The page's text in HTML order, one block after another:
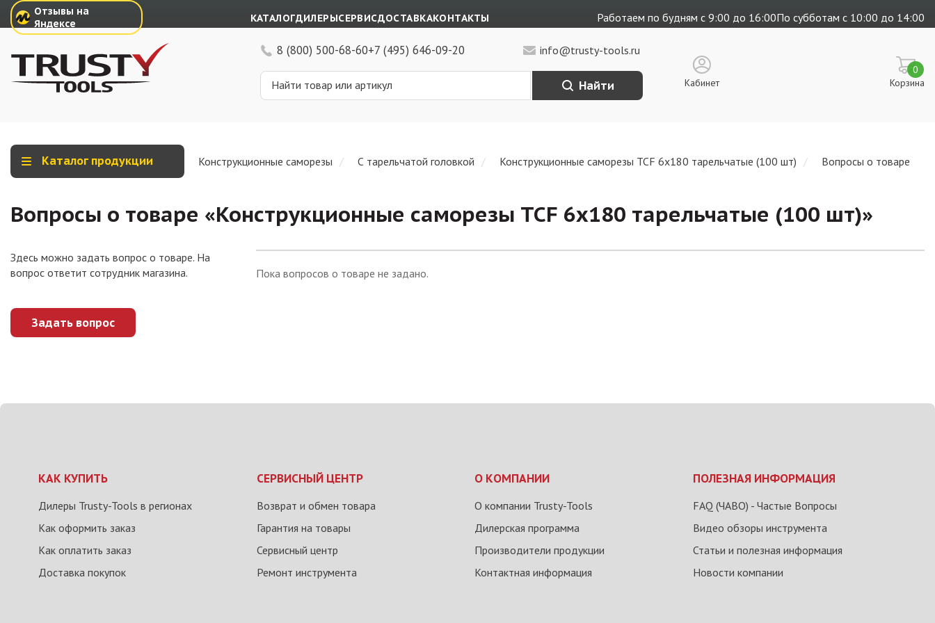
Отзывы на
Яндексе
КАТАЛОГДИЛЕРЫСЕРВИСДОСТАВКАКОНТАКТЫ Работаем по будням с 9:00 до 16:00По субботам с 10:00 до 14:00
8 (800) 500-68-60+7 (495) 646-09-20 info@trusty-tools.ru
Найти Кабинет Корзина
0
Каталог продукции Конструкционные саморезы С тарельчатой головкой Конструкционные саморезы TCF 6х180 тарельчатые (100 шт) Вопросы о товаре
Вопросы о товаре «Конструкционные саморезы TCF 6х180 тарельчатые (100 шт)»
Здесь можно задать вопрос о товаре. На
вопрос ответит сотрудник магазина.
Задать вопрос
Пока вопросов о товаре не задано.
КАК КУПИТЬ
Дилеры Trusty-Tools в регионах
Как оформить заказ
Как оплатить заказ
Доставка покупок
СЕРВИСНЫЙ ЦЕНТР
Возврат и обмен товара
Гарантия на товары
Сервисный центр
Ремонт инструмента
О КОМПАНИИ
О компании Trusty-Tools
Дилерская программа
Производители продукции
Контактная информация
ПОЛЕЗНАЯ ИНФОРМАЦИЯ
FAQ (ЧАВО) - Частые Вопросы
Видео обзоры инструмента
Статьи и полезная информация
Новости компании